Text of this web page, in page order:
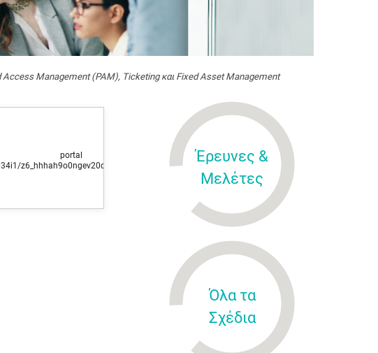
Access Management (PAM), Ticketing και Fixed Asset Management
‭portal
z6_hhhah9o0ngev20q8ec5ds932g1/z6_hhhah9o0ngev20q8ec5ds93242/news_19032025‭
Έρευνες &
Μελέτες
Όλα τα
Σχέδια